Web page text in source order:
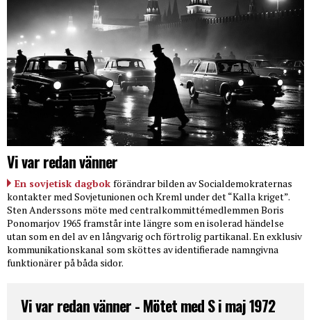
Vi var redan vänner
En sovjetisk dagbok förändrar bilden av Socialdemokraternas
kontakter med Sovjetunionen och Kreml under det “Kalla kriget”.
Sten Anderssons möte med centralkommittémedlemmen Boris
Ponomarjov 1965 framstår inte längre som en isolerad händelse
utan som en del av en långvarig och förtrolig partikanal. En exklusiv
kommunikationskanal som sköttes av identifierade namngivna
funktionärer på båda sidor.
Vi var redan vänner - Mötet med S i maj 1972